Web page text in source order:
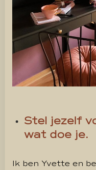
Stel jezelf
wat doe je.
Ik ben Yvette en